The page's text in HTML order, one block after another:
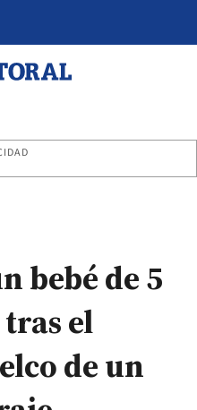
bebé de 5
el
de un